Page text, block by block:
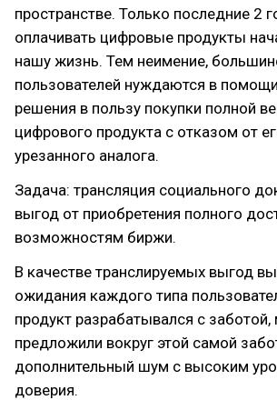
пространстве. Только последние 2
оплачивать цифровые продукты
нашу жизнь. Тем неимение,
пользователей нуждаются в
решения в пользу покупки полной
цифрового продукта с отказом от
урезанного аналога.
Задача: трансляция социального
выгод от приобретения полного
возможностям биржи.
В качестве транслируемых выгод
ожидания каждого типа
продукт разрабатывался с
предложили вокруг этой самой
дополнительный шум с высоким
доверия.